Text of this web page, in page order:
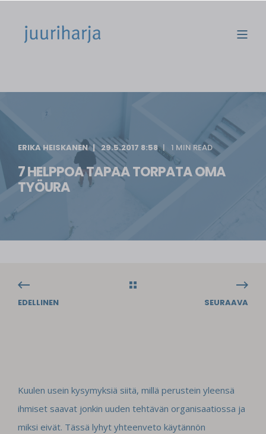
ERIKA HEISKANEN 29.5.2017 8:58 1 MIN READ
7 HELPPOA TAPAA TORPATA OMA
TYÖURA
EDELLINEN SEURAAVA
Kuulen usein kysymyksiä siitä, millä perustein yleensä
ihmiset saavat jonkin uuden tehtävän organisaatiossa ja
miksi eivät. Tässä lyhyt yhteenveto käytännön